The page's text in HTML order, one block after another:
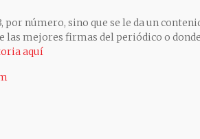
por número, sino que se le da un
las mejores firmas del periódico o
aquí